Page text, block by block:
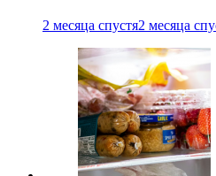
2 месяца спустя2 месяца